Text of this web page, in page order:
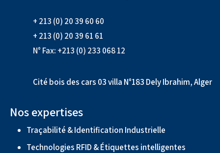
+ 213 (0) 20 39 60 60
+ 213 (0) 20 39 61 61
N° Fax: +213 (0) 233 068 12
Cité bois des cars 03 villa N°183 Dely Ibrahim, Alger
Nos expertises
Traçabilité & Identification Industrielle
Technologies RFID & Étiquettes intelligentes